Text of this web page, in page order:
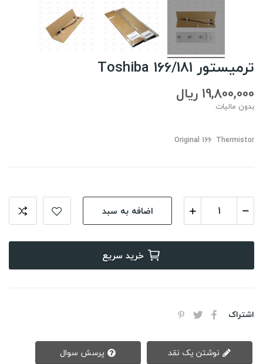
ترمیستور Toshiba 166/181
19,800,000 ریال
بدون مالیات
Original 166 Thermistor
اضافه به سبد
خرید سریع
اشتراک